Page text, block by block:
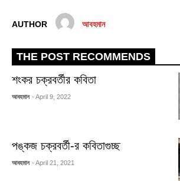
AUTHOR আবহমান
THE POST RECOMMENDS
শংকর চক্রবর্তীর কবিতা
আবহমান - April 9, 2022
পঙ্কজ চক্রবর্তী-র কবিতাগুচ্ছ
আবহমান - April 21, 2021